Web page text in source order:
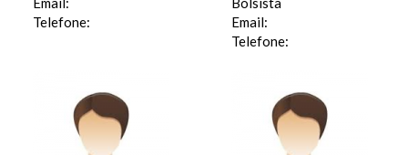
Telefone:
Email:
Telefone: